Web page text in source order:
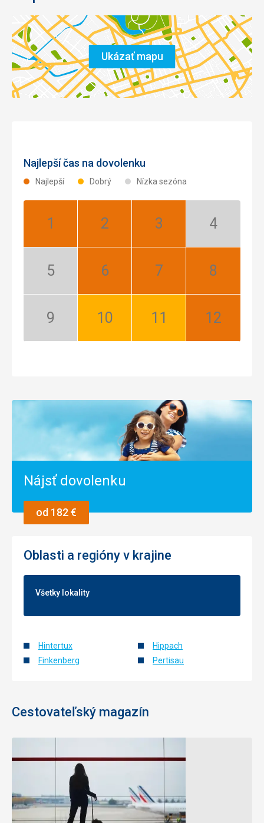
Ukázať mapu
Najlepší čas na dovolenku
Najlepší Dobrý Nízka sezóna
Január:
Február:
Marec:
Apríl:
Máj:
Jún:
Júl:
August:
September:
Október:
November:
December:
Nájsť dovolenku
od 182 €
Oblasti a regióny v krajine
Všetky lokality
Hintertux
Finkenberg
Hippach
Pertisau
Cestovateľský magazín